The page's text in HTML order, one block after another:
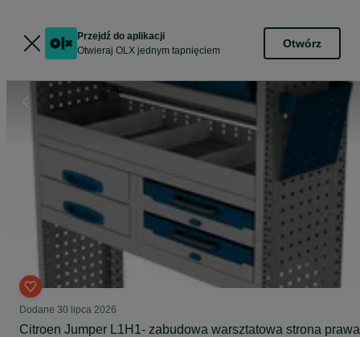
Przejdź do aplikacji
Otwieraj OLX jednym tapnięciem
Otwórz
Dodane 30 lipca 2026
Citroen Jumper L1H1- zabudowa warsztatowa strona prawa